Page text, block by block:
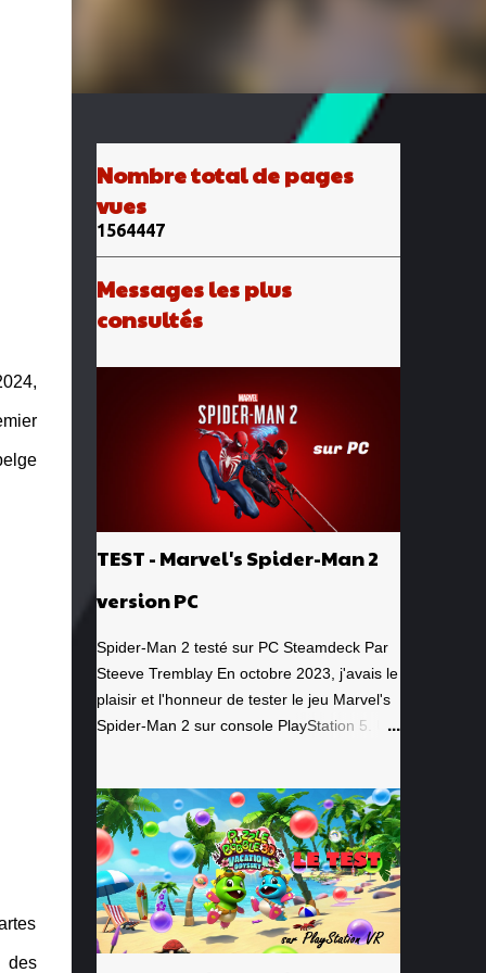
des
Nombre total de pages
vues
1564447
Messages les plus
consultés
TEST - Marvel's Spider-Man 2
version PC
Spider-Man 2 testé sur PC Steamdeck Par
Steeve Tremblay En octobre 2023, j'avais le
plaisir et l'honneur de tester le jeu Marvel's
Spider-Man 2 sur console PlayStation 5. Un
épique. À quel point j'avais apprécié mon
expérience? Je lui avais donné la
spectaculaire note de 10/10. Pour revoir
mon test, c'est par ici . Lorsque PlayStation
Canada nous a contacté il y a deux
semaines pour faire le test de la version PC,